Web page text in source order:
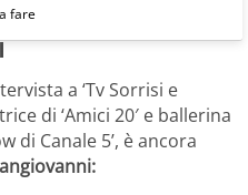
ancora
a ‘Tv Sorrisi e
di ‘Amici 20′ e ballerina
di Canale 5’, è ancora
fare